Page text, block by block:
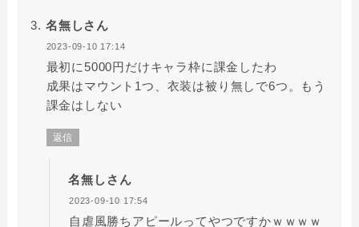
名無しさん
2023-09-10 17:14
最初に5000円だけキャラ枠に課金したわ
成果はマウント1つ、衣装は被り無しで6つ。もう
課金はしない
返信
名無しさん
2023-09-10 17:54
自虐風勝ちアピールってやつですかｗｗｗｗ